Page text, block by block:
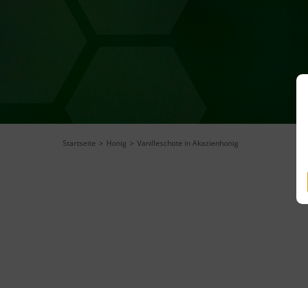
Startseite Honig Vanilleschote in Akazienhonig